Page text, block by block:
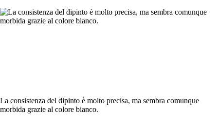
La consistenza del dipinto è molto precisa, ma sembra comunque
morbida grazie al colore bianco.